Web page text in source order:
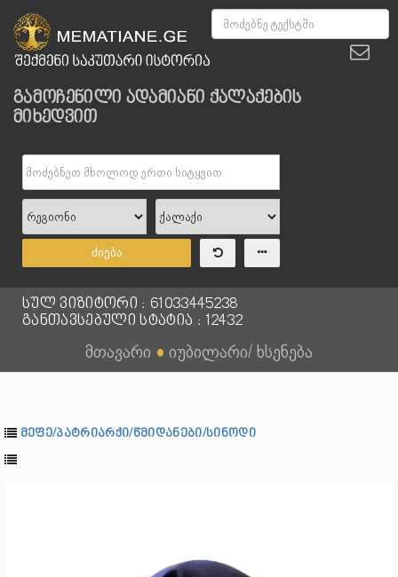
გამოჩენილი ადამიანი ქალაქების
მიხედვით
ძიება
სულ ვიზიტორი : 61033445238
განთავსებული სტატია : 12432
მთავარი ● იუბილარი/ ხსენება
მეფე/პატრიარქი/წმიდანები/სინოდი